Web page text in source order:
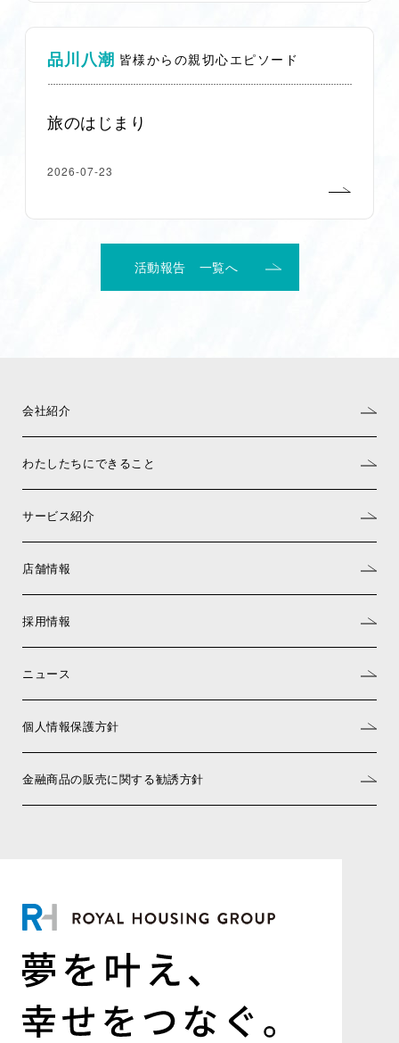
品川八潮 皆様からの親切心エピソード
旅のはじまり
2026-07-23
活動報告 一覧へ
会社紹介
わたしたちにできること
サービス紹介
店舗情報
採用情報
ニュース
個人情報保護方針
金融商品の販売に関する勧誘方針